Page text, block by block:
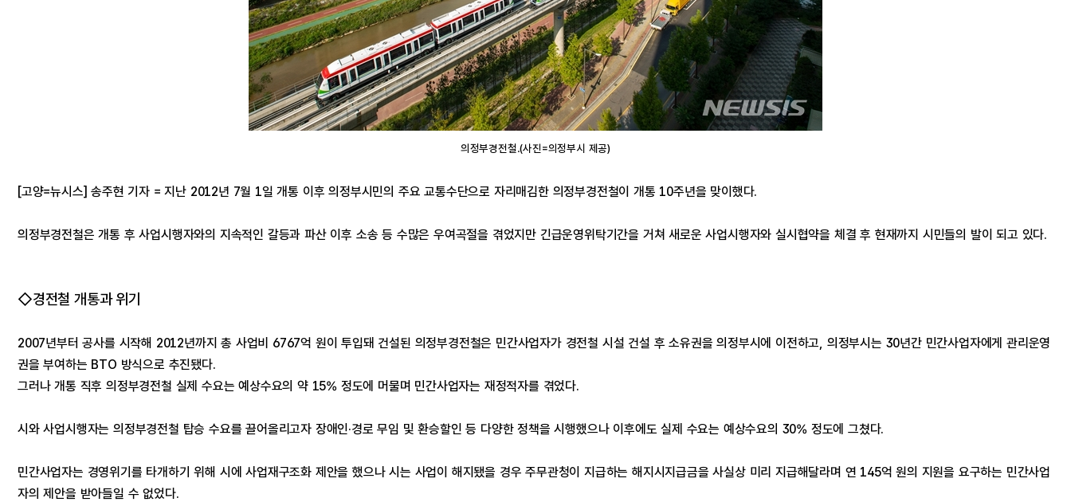
의정부경전철.(사진=의정부시 제공)
[고양=뉴시스] 송주현 기자 = 지난 2012년 7월 1일 개통 이후 의정부시민의 주요 교통수단으로 자리매김한 의정부경전철이 개통 10주년을 맞이했다.
의정부경전철은 개통 후 사업시행자와의 지속적인 갈등과 파산 이후 소송 등 수많은 우여곡절을 겪었지만 긴급운영위탁기간을 거쳐 새로운 사업시행자와 실시협약을 체결 후 현재까지 시민들의 발이 되고 있다.
◇경전철 개통과 위기
2007년부터 공사를 시작해 2012년까지 총 사업비 6767억 원이 투입돼 건설된 의정부경전철은 민간사업자가 경전철 시설 건설 후 소유권을 의정부시에 이전하고, 의정부시는 30년간 민간사업자에게 관리운영
권을 부여하는 BTO 방식으로 추진됐다.
그러나 개통 직후 의정부경전철 실제 수요는 예상수요의 약 15% 정도에 머물며 민간사업자는 재정적자를 겪었다.
시와 사업시행자는 의정부경전철 탑승 수요를 끌어올리고자 장애인·경로 무임 및 환승할인 등 다양한 정책을 시행했으나 이후에도 실제 수요는 예상수요의 30% 정도에 그쳤다.
민간사업자는 경영위기를 타개하기 위해 시에 사업재구조화 제안을 했으나 시는 사업이 해지됐을 경우 주무관청이 지급하는 해지시지급금을 사실상 미리 지급해달라며 연 145억 원의 지원을 요구하는 민간사업
자의 제안을 받아들일 수 없었다.